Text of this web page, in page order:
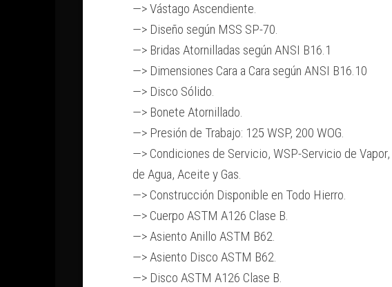
—> Vástago Ascendiente.
—> Diseño según MSS SP-70.
—> Bridas Atornilladas según ANSI B16.1
—> Dimensiones Cara a Cara según ANSI B16.10
—> Disco Sólido.
—> Bonete Atornillado.
—> Presión de Trabajo: 125 WSP, 200 WOG.
—> Condiciones de Servicio, WSP-Servicio de
de Agua, Aceite y Gas.
—> Construcción Disponible en Todo Hierro.
—> Cuerpo ASTM A126 Clase B.
—> Asiento Anillo ASTM B62.
—> Asiento Disco ASTM B62.
—> Disco ASTM A126 Clase B.